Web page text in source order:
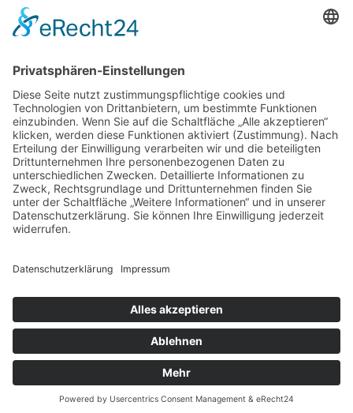
Freie Schule Glonntal
85625 Baiern
Telefon 08093–902290
kontakt@freie-schule-glonntal.de
Datenschutz